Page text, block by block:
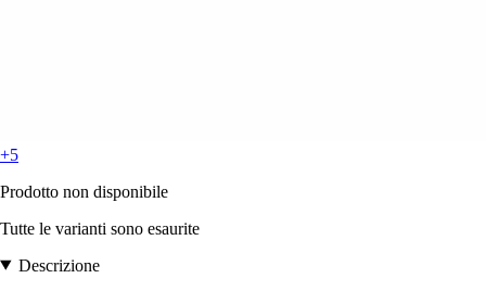
+5
Prodotto non disponibile
Tutte le varianti sono esaurite
Descrizione